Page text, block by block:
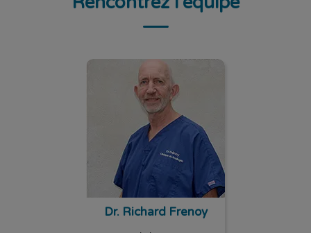
Dr. Richard Frenoy
Dr. Richard Frenoy